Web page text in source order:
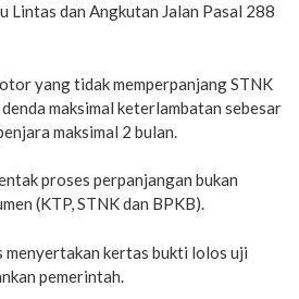
Lintas dan Angkutan Jalan Pasal 288
yang tidak memperpanjang STNK
maksimal keterlambatan sebesar
maksimal 2 bulan.
proses perpanjangan bukan
(KTP, STNK dan BPKB).
menyertakan kertas bukti lolos uji
pemerintah.